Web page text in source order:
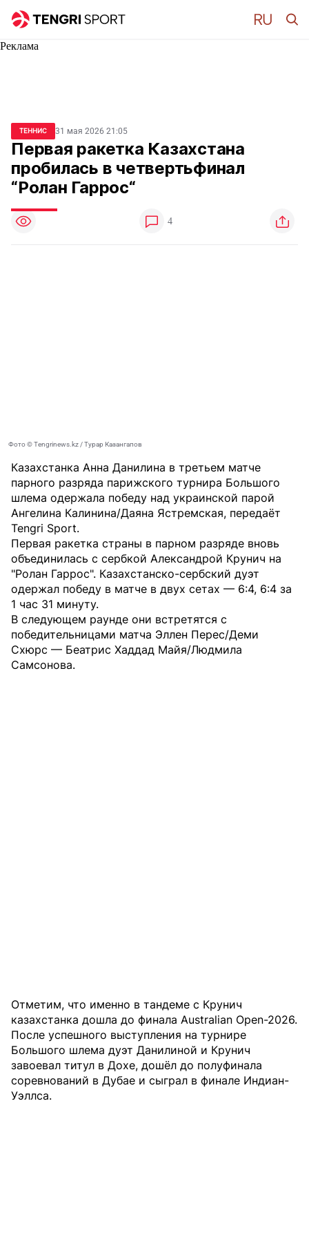
Реклама
ТЕННИС 31 мая 2026 21:05
Первая ракетка Казахстана
пробилась в четвертьфинал
“Ролан Гаррос“
4
Фото © Tengrinews.kz / Турар Казангапов
Казахстанка Анна Данилина в третьем матче
парного разряда парижского турнира Большого
шлема одержала победу над украинской парой
Ангелина Калинина/Даяна Ястремская, передаёт
Tengri Sport.
Первая ракетка страны в парном разряде вновь
объединилась с сербкой Александрой Крунич на
"Ролан Гаррос". Казахстанско-сербский дуэт
одержал победу в матче в двух сетах — 6:4, 6:4 за
1 час 31 минуту.
В следующем раунде они встретятся с
победительницами матча Эллен Перес/Деми
Схюрс — Беатрис Хаддад Майя/Людмила
Самсонова.
Отметим, что именно в тандеме с Крунич
казахстанка дошла до финала Australian Open-2026.
После успешного выступления на турнире
Большого шлема дуэт Данилиной и Крунич
завоевал титул в Дохе, дошёл до полуфинала
соревнований в Дубае и сыграл в финале Индиан-
Уэллса.